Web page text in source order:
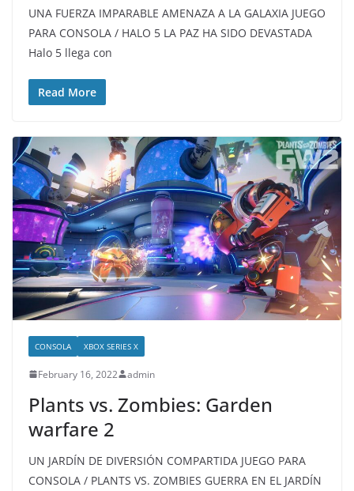
UNA FUERZA IMPARABLE AMENAZA A LA GALAXIA JUEGO
PARA CONSOLA / HALO 5 LA PAZ HA SIDO DEVASTADA
Halo 5 llega con
Read More
CONSOLA XBOX SERIES X
February 16, 2022 admin
Plants vs. Zombies: Garden
warfare 2
UN JARDÍN DE DIVERSIÓN COMPARTIDA JUEGO PARA
CONSOLA / PLANTS VS. ZOMBIES GUERRA EN EL JARDÍN